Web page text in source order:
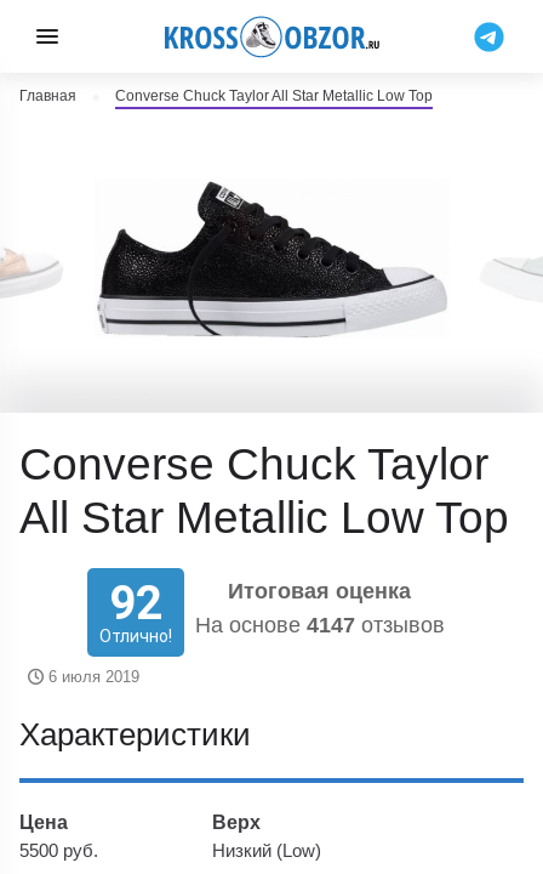
Главная Converse Chuck Taylor All Star Metallic Low Top
Converse Chuck Taylor
All Star Metallic Low Top
92
Отлично!
Итоговая оценка
На основе 4147отзывов
6 июля 2019
Характеристики
Цена
5500 руб.
Верх
Низкий (Low)